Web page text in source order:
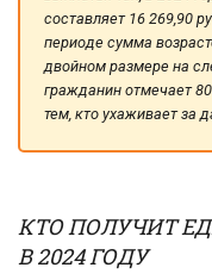
составляет 16 269,90
периоде сумма
двойном размере на
гражданин отмечает
тем, кто ухаживает
КТО ПОЛУЧИТ
В 2024 ГОДУ